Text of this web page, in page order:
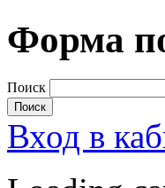
Форма
Поиск
Вход в